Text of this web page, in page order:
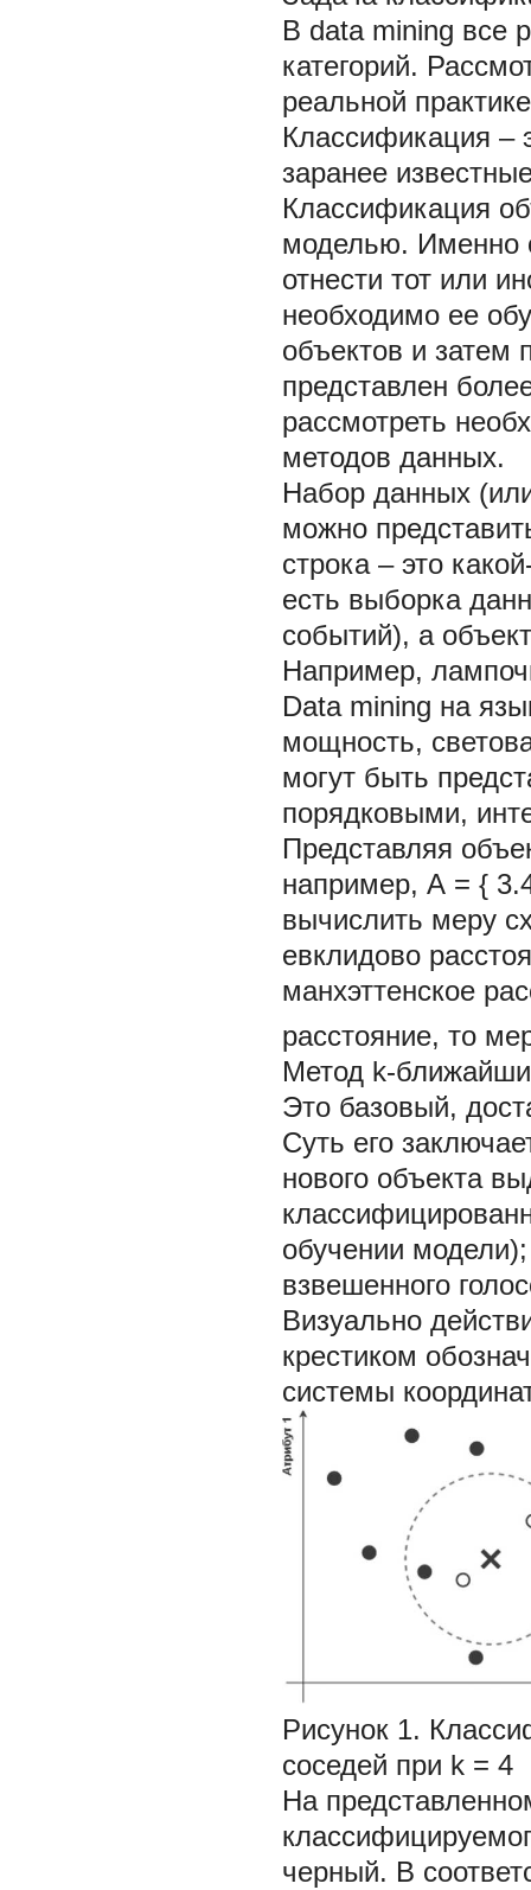
В data mining все
категорий.
реальной
Классификация –
заранее
Классификация
моделью. Именно
отнести тот или
необходимо ее
объектов и затем
представлен
рассмотреть
методов данных.
Набор данных
можно
строка – это
есть выборка
событий), а
Например,
Data mining на
мощность,
могут быть
порядковыми,
Представляя
например, А = {
вычислить меру
евклидово
манхэттенское
расстояние, то
Метод k-
Это базовый,
Суть его
нового объекта
обучении
взвешенного
Визуально
крестиком
системы
Рисунок 1.
соседей при k = 4
На
черный. В